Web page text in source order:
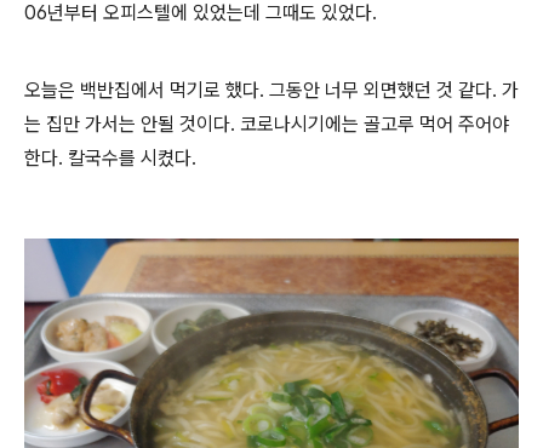
06년부터 오피스텔에 있었는데 그때도 있었다.
오늘은 백반집에서 먹기로 했다. 그동안 너무 외면했던 것 같다. 가
는 집만 가서는 안될 것이다. 코로나시기에는 골고루 먹어 주어야
한다. 칼국수를 시켰다.